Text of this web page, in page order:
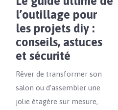
l’outillage pour
les projets diy :
conseils, astuces
et sécurité
Rêver de transformer son
salon ou d’assembler une
jolie étagère sur mesure,